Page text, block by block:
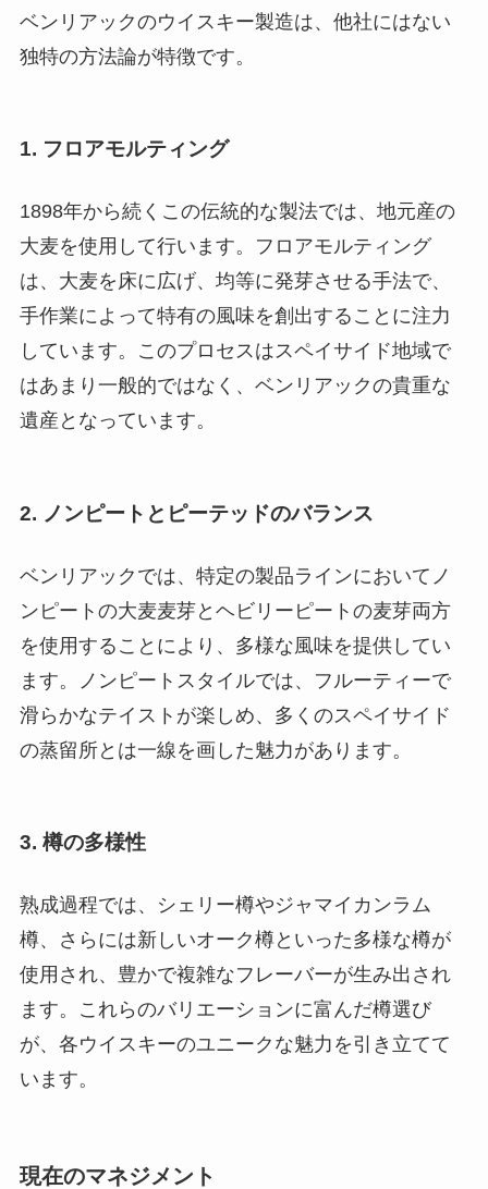
ベンリアックのウイスキー製造は、他社にはない
独特の方法論が特徴です。
1. フロアモルティング
1898年から続くこの伝統的な製法では、地元産の
大麦を使用して行います。フロアモルティング
は、大麦を床に広げ、均等に発芽させる手法で、
手作業によって特有の風味を創出することに注力
しています。このプロセスはスペイサイド地域で
はあまり一般的ではなく、ベンリアックの貴重な
遺産となっています。
2. ノンピートとピーテッドのバランス
ベンリアックでは、特定の製品ラインにおいてノ
ンピートの大麦麦芽とヘビリーピートの麦芽両方
を使用することにより、多様な風味を提供してい
ます。ノンピートスタイルでは、フルーティーで
滑らかなテイストが楽しめ、多くのスペイサイド
の蒸留所とは一線を画した魅力があります。
3. 樽の多様性
熟成過程では、シェリー樽やジャマイカンラム
樽、さらには新しいオーク樽といった多様な樽が
使用され、豊かで複雑なフレーバーが生み出され
ます。これらのバリエーションに富んだ樽選び
が、各ウイスキーのユニークな魅力を引き立てて
います。
現在のマネジメント